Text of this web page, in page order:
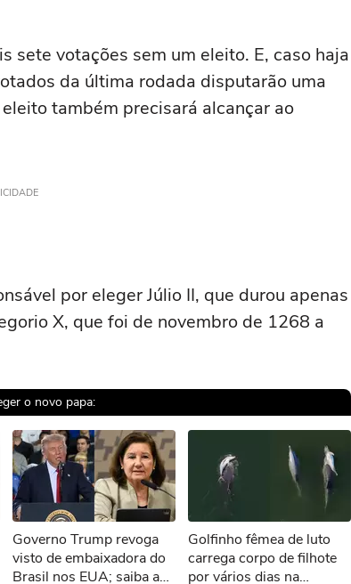
sete votações sem um eleito. E, caso haja
da última rodada disputarão uma
também precisará alcançar ao
por eleger Júlio II, que durou apenas
X, que foi de novembro de 1268 a
o novo papa:
reproduzir o vídeo
Governo Trump revoga
visto de embaixadora do
Brasil nos EUA; saiba a
Golfinho fêmea de luto
carrega corpo de filhote
por vários dias na